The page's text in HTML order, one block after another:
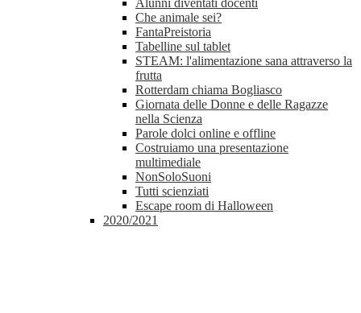
Alunni diventati docenti
Che animale sei?
FantaPreistoria
Tabelline sul tablet
STEAM: l'alimentazione sana attraverso la
frutta
Rotterdam chiama Bogliasco
Giornata delle Donne e delle Ragazze
nella Scienza
Parole dolci online e offline
Costruiamo una presentazione
multimediale
NonSoloSuoni
Tutti scienziati
Escape room di Halloween
2020/2021